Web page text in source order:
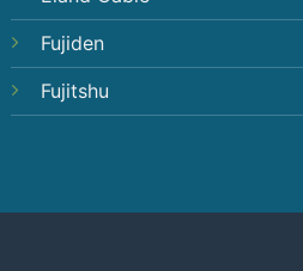
Fujiden
Fujitshu